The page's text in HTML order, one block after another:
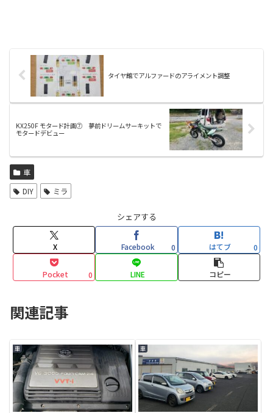
タイヤ館でアルファードのアライメント調整
KX250F モタード計画⑦ 夢前ドリームサーキットで
モタードデビュー
車
DIY
ミラ
シェアする
X Facebook 0 はてブ 0
Pocket 0 LINE コピー
関連記事
車 車